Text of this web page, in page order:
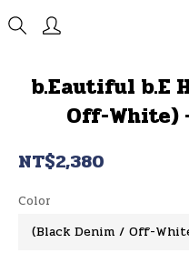
b.Eautiful b.E
Off-White)
NT$2,380
Color